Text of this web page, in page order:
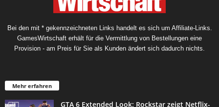
Bei den mit * gekennzeichneten Links handelt es sich um Affiliate-Links.
GamesWirtschaft erhält für die Vermittlung von Bestellungen eine
Provision - am Preis für Sie als Kunden ändert sich dadurch nichts.
Mehr erfahren
GTA 6 Extended Look: Rockstar zeigt Netflix-